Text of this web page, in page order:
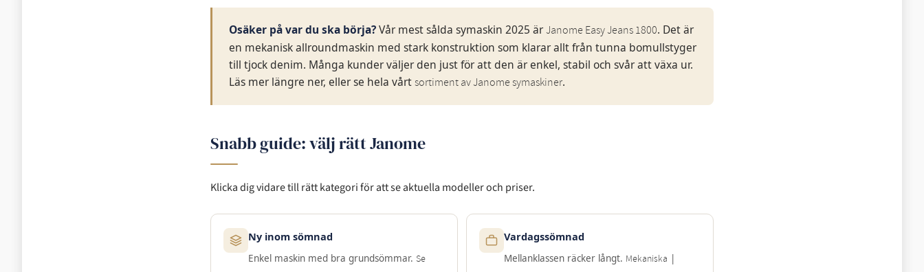
Osäker på var du ska börja?Vår mest sålda symaskin 2025 är Janome Easy Jeans 1800. Det är
en mekanisk allroundmaskin med stark konstruktion som klarar allt från tunna bomullstyger
till tjock denim. Många kunder väljer den just för att den är enkel, stabil och svår att växa ur.
Läs mer längre ner, eller se hela vårt sortiment av Janome symaskiner.
Snabb guide: välj rätt Janome
Klicka dig vidare till rätt kategori för att se aktuella modeller och priser.
Ny inom sömnad
Enkel maskin med bra grundsömmar. Se
Vardagssömnad
Mellanklassen räcker långt. Mekaniska